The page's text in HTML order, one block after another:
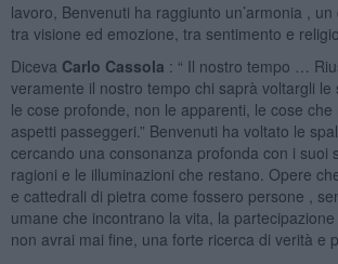
lavoro, Benvenuti ha raggiunto un’armonia ,
tra visione ed emozione, tra sentimento e
Diceva Carlo Cassola : “ Il nostro tempo …
veramente il nostro tempo chi saprà voltargli le
le cose profonde, non le apparenti, le cose
aspetti passeggeri.” Benvenuti ha voltato le
cercando una consonanza profonda con i suoi
ragioni e le illuminazioni che restano. Opere
e cattedrali di pietra come fossero persone ,
umane che incontrano la vita, la
non avrai mai fine, una forte ricerca di verità e